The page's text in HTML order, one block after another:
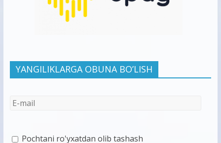
YANGILIKLARGA OBUNA BO’LISH
Pochtani ro'yxatdan olib tashash